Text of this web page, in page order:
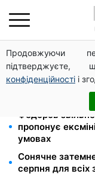
Продовжуючи
конфіденційності і
Тариф 2,64 грн
Середа 12
що можна й не
Федоров
пропонує
умовах
Сонячне
серпня для всіх